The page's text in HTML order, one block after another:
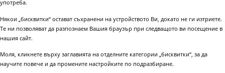
употреба.
Някои „бисквитки“ остават съхранени на устройството Ви, докато не ги изтриете.
Те ни позволяват да разпознаем Вашия браузър при следващото ви посещение в
нашия сайт.
Моля, кликнете върху заглавията на отделните категории „бисквитки“, за да
научите повече и да промените настройките по подразбиране.